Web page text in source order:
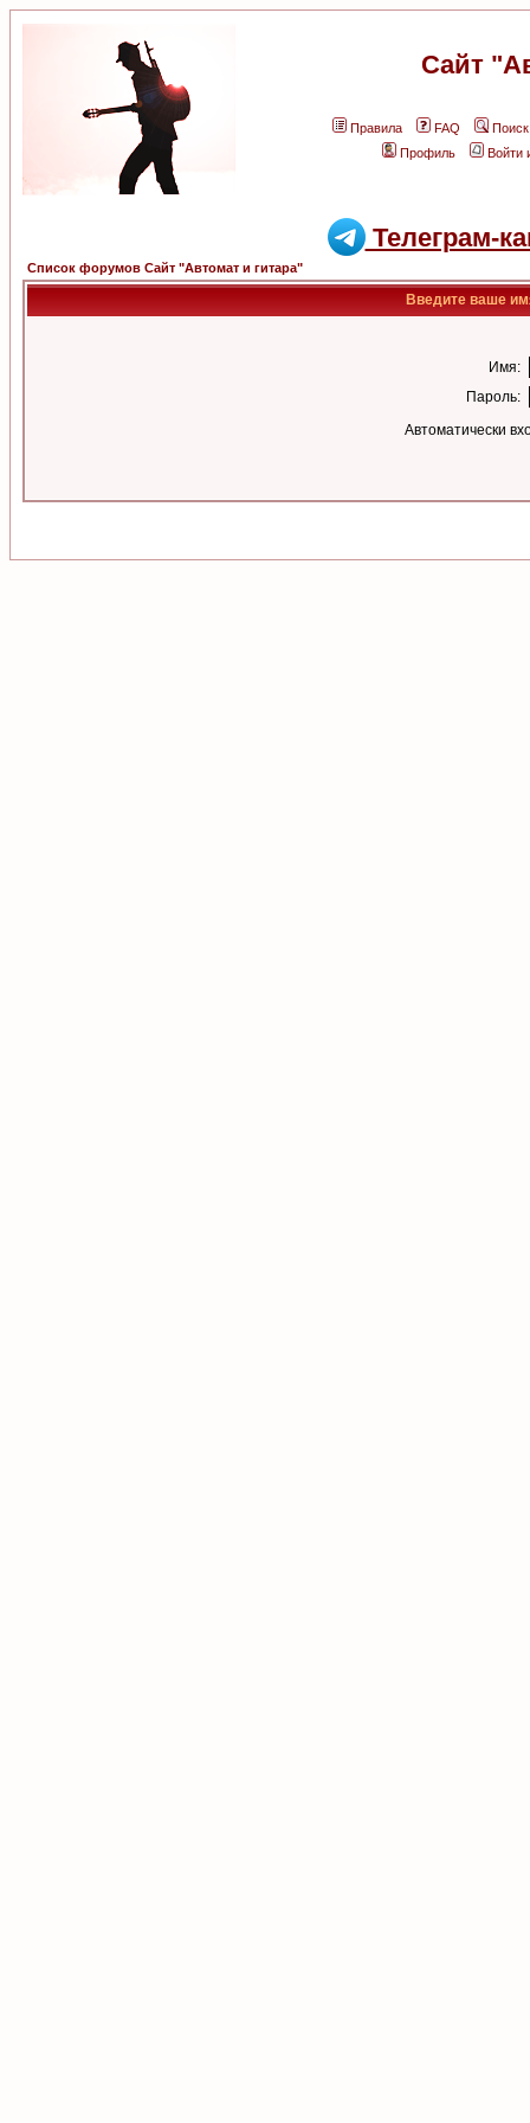
Сайт
Правила FAQ
Поиск
Профиль
Войти
Телеграм-
Список форумов Сайт "Автомат и гитара"
Введите ваше
Имя:
Пароль:
Автоматически